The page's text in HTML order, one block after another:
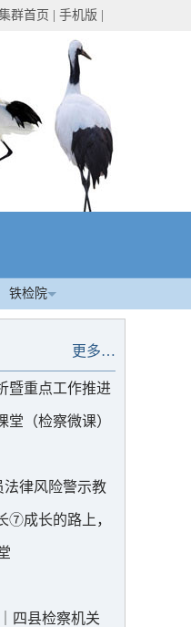
群首页 手机版
铁检院
更多…
暨重点工作推进
（检察微课）
法律风险警示教
⑦成长的路上，
四县检察机关